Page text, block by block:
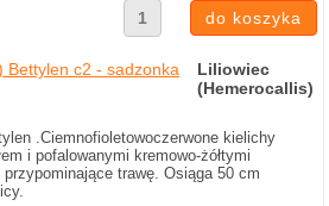
Liliowiec
(Hemerocallis)
.Ciemnofioletowoczerwone kielichy
i pofalowanymi kremowo-żółtymi
trawę. Osiąga 50 cm